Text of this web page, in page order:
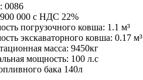
0086
000 с НДС 22%
погрузочного ковша: 1.1 м³
экскаваторного ковша: 0.17 м³
масса: 9450кг
мощность: 100 л.с
бака 140л